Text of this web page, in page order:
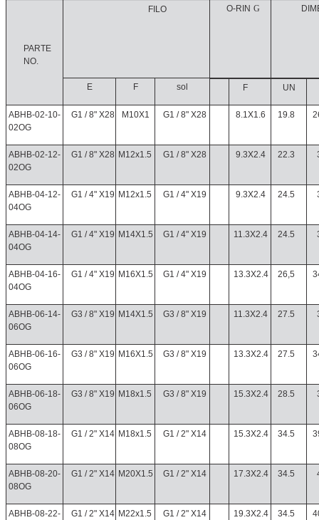
PARTE
NO.
FILO O-RIN G
E F sol F UN
ABHB-02-10-
02OG
G1 / 8" X28 M10X1 G1 / 8" X28 8.1X1.6 19.8
ABHB-02-12-
02OG
G1 / 8" X28 M12x1.5 G1 / 8" X28 9.3X2.4 22.3
ABHB-04-12-
04OG
G1 / 4" X19 M12x1.5 G1 / 4" X19 9.3X2.4 24.5
ABHB-04-14-
04OG
G1 / 4" X19 M14X1.5 G1 / 4" X19 11.3X2.4 24.5
ABHB-04-16-
04OG
G1 / 4" X19 M16X1.5 G1 / 4" X19 13.3X2.4 26,5
ABHB-06-14-
06OG
G3 / 8" X19 M14X1.5 G3 / 8" X19 11.3X2.4 27.5
ABHB-06-16-
06OG
G3 / 8" X19 M16X1.5 G3 / 8" X19 13.3X2.4 27.5
ABHB-06-18-
06OG
G3 / 8" X19 M18x1.5 G3 / 8" X19 15.3X2.4 28.5
ABHB-08-18-
08OG
G1 / 2" X14 M18x1.5 G1 / 2" X14 15.3X2.4 34.5
ABHB-08-20-
08OG
G1 / 2" X14 M20X1.5 G1 / 2" X14 17.3X2.4 34.5
ABHB-08-22-
G1 / 2" X14 M22x1.5 G1 / 2" X14 19.3X2.4 34.5